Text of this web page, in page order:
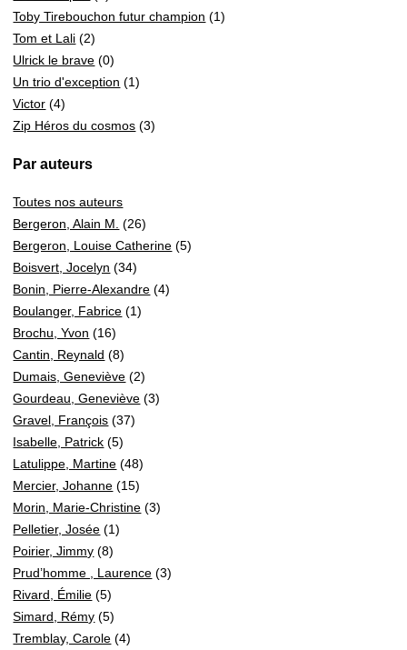
Toby Tirebouchon futur champion (1)
Tom et Lali (2)
Ulrick le brave (0)
Un trio d'exception (1)
Victor (4)
Zip Héros du cosmos (3)
Par auteurs
Toutes nos auteurs
Bergeron, Alain M. (26)
Bergeron, Louise Catherine (5)
Boisvert, Jocelyn (34)
Bonin, Pierre-Alexandre (4)
Boulanger, Fabrice (1)
Brochu, Yvon (16)
Cantin, Reynald (8)
Dumais, Geneviève (2)
Gourdeau, Geneviève (3)
Gravel, François (37)
Isabelle, Patrick (5)
Latulippe, Martine (48)
Mercier, Johanne (15)
Morin, Marie-Christine (3)
Pelletier, Josée (1)
Poirier, Jimmy (8)
Prud’homme , Laurence (3)
Rivard, Émilie (5)
Simard, Rémy (5)
Tremblay, Carole (4)